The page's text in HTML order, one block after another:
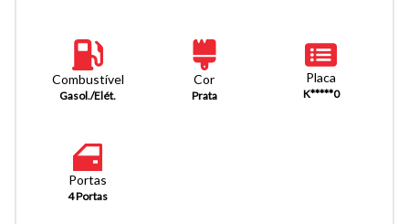
Combustível
Gasol./Elét.
Cor
Prata
Placa
K*****0
Portas
4 Portas